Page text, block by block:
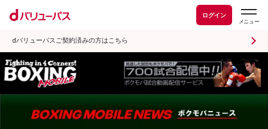
ログイン
dバリューパスご契約済みの方はこちら